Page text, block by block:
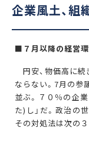
企業風土、組
■７月以降の経営
円安、物価高に続
ならない。7月の参
並ぶ。７０％の企
た)し」だ。政治の
その対処法は次の３